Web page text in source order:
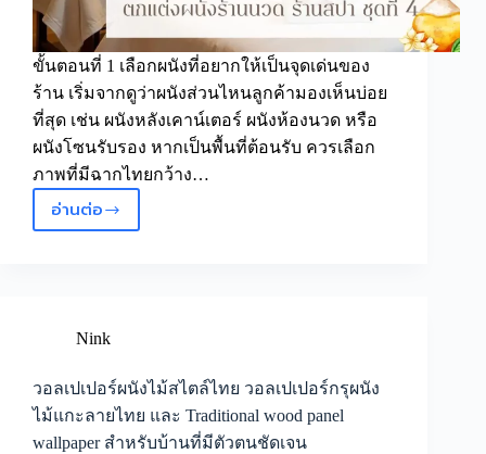
ไทย
และ
น่า
จดจำ
ขั้นตอนที่ 1 เลือกผนังที่อยากให้เป็นจุดเด่นของ
ร้าน เริ่มจากดูว่าผนังส่วนไหนลูกค้ามองเห็นบ่อย
ที่สุด เช่น ผนังหลังเคาน์เตอร์ ผนังห้องนวด หรือ
ผนังโซนรับรอง หากเป็นพื้นที่ต้อนรับ ควรเลือก
ภาพที่มีฉากไทยกว้าง…
อ่านต่อวอลเปเปอร์
ไทย
ติด
ผนัง
ร้าน
Nink
วอลเปเปอร์ผนังไม้สไตล์ไทย วอลเปเปอร์กรุผนัง
ไม้แกะลายไทย และ Traditional wood panel
wallpaper สำหรับบ้านที่มีตัวตนชัดเจน